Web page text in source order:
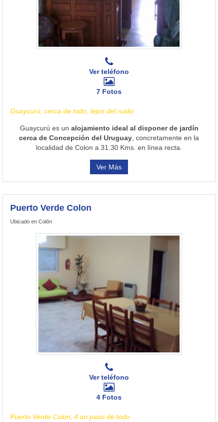
Ver teléfono
7 Fotos
Guaycurú, cerca de todo, lejos del ruido
Guaycurú es un alojamiento ideal al disponer de jardín
cerca de Concepción del Uruguay , concretamente en la
localidad de Colon a 31.30 Kms. en línea recta.
Ver Más
Puerto Verde Colon
Ubicado en Colón
Ver teléfono
4 Fotos
Puerto Verde Colon, A un paso de todo